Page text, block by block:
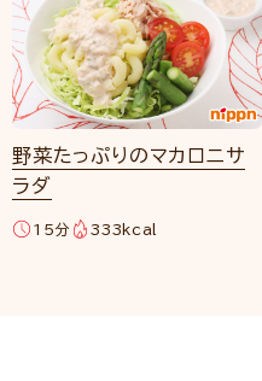
野菜たっぷりのマカロニサ
ラダ
15分 333kcal